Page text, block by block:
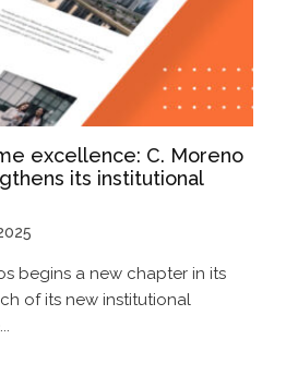
excellence: C. Moreno
its institutional
begins a new chapter in its
of its new institutional